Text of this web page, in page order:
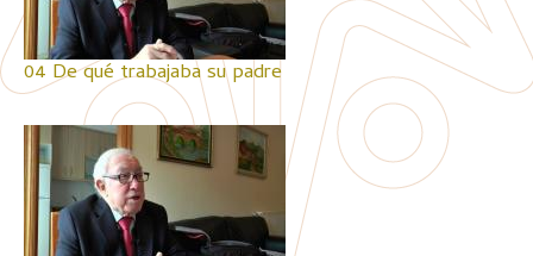
04 De qué trabajaba su padre